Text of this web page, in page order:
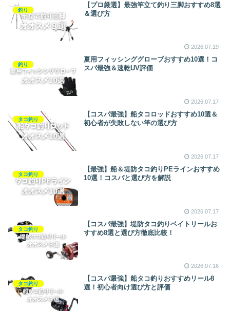
釣り
【プロ厳選】最強竿立て釣り三脚おすすめ8選
＆選び方
2026.07.19
釣り
夏用フィッシンググローブおすすめ10選！コ
スパ最強＆速乾UV評価
2026.07.17
タコ釣り
【コスパ最強】船タコロッドおすすめ10選＆
初心者が失敗しない竿の選び方
2026.07.17
タコ釣り
【最強】船＆堤防タコ釣りPEラインおすすめ
10選！コスパと選び方を解説
2026.07.17
タコ釣り
【コスパ最強】堤防タコ釣りベイトリールお
すすめ8選と選び方徹底比較！
2026.07.16
タコ釣り
【コスパ最強】船タコ釣りおすすめリール8
選！初心者向け選び方と評価